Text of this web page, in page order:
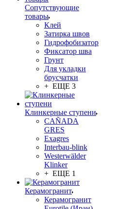
Сопутствующие
товары
Клей
Затирка швов
Гидрофобизатор
Фиксатор шва
Грунт
Для укладки
брусчатки
+ ЕЩЕ 3
Клинкерные ступени
CAÑADA
GRES
Exagres
Interbau-blink
Westerwälder
Klinker
+ ЕЩЕ 1
Керамогранит
Керамогранит